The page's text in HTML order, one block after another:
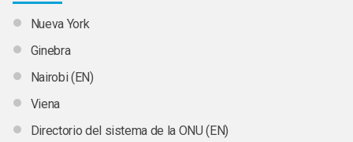
Nueva York
Ginebra
Nairobi (EN)
Viena
Directorio del sistema de la ONU (EN)